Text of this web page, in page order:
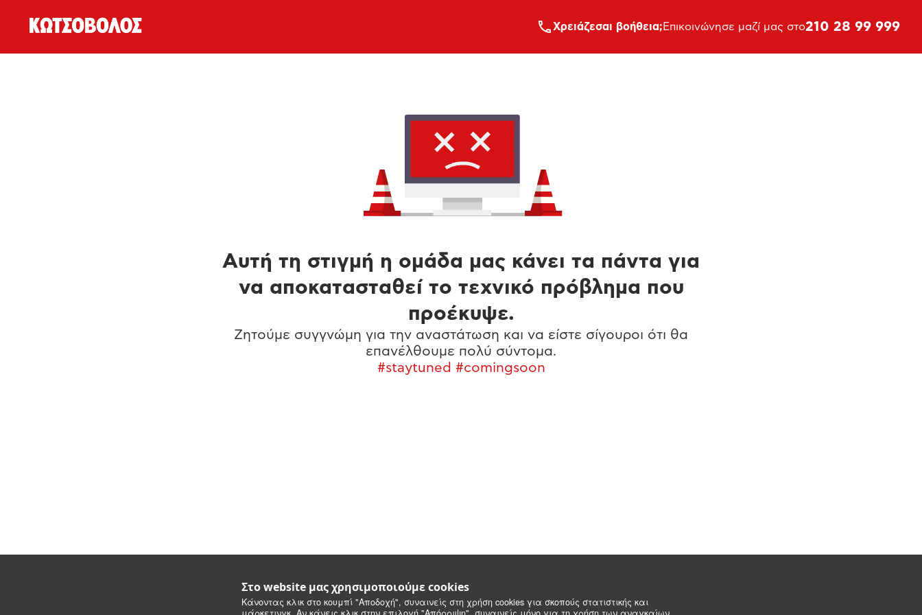
Στο website μας χρησιμοποιούμε cookies
Κάνοντας κλικ στο κουμπί "Αποδοχή", συναινείς στη χρήση cookies για σκοπούς στατιστικής και
Xρειάζεσαι βοήθεια; Επικοινώνησε μαζί μας στο210 28 99 999
Αυτή τη στιγμή η ομάδα μας κάνει τα πάντα για
να αποκατασταθεί το τεχνικό πρόβλημα που
προέκυψε.
Ζητούμε συγγνώμη για την αναστάτωση και να είστε σίγουροι ότι θα
επανέλθουμε πολύ σύντομα.
#staytuned #comingsoon